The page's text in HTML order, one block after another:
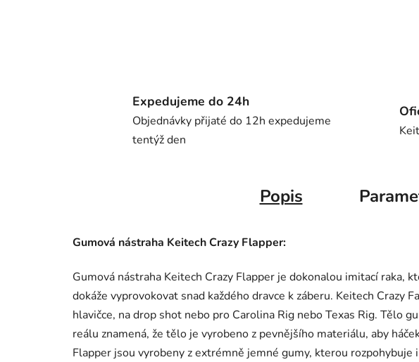
Expedujeme do 24h
Objednávky přijaté do 12h expedujeme
tentýž den
Popis
Gumová nástraha Keitech Crazy Flapper:
Gumová nástraha Keitech Crazy Flapper je dokonalou imitací raka,
dokáže vyprovokovat snad každého dravce k záberu. Keitech Crazy
hlavičce, na drop shot nebo pro Carolina Rig nebo Texas Rig. Tělo
reálu znamená, že tělo je vyrobeno z pevnějšího materiálu, aby
Flapper jsou vyrobeny z extrémně jemné gumy, kterou